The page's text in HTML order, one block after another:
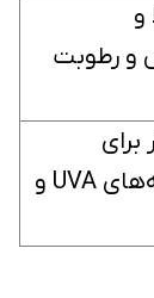
و
و رطوبت
برای
محافظت دقیق از اشعه‌های UVA و